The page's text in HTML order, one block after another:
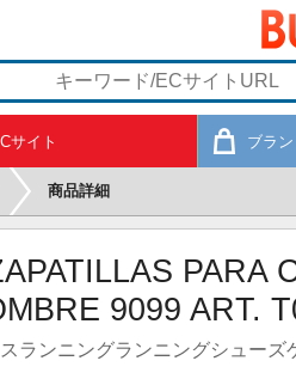
サイト ブラン
商品詳細
PARA
9099 ART.
ランニングランニングシューズ